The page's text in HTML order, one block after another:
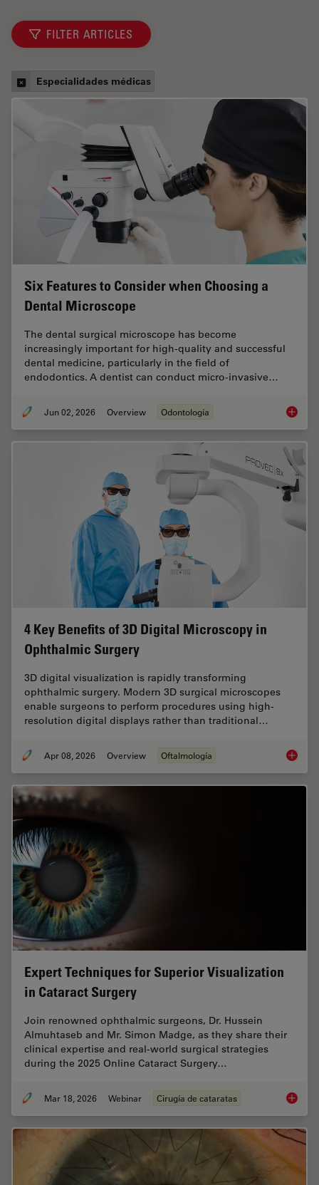
FILTER ARTICLES
Especialidades médicas
Six Features to Consider when Choosing a
Dental Microscope
The dental surgical microscope has become
increasingly important for high-quality and successful
dental medicine, particularly in the field of
endodontics. A dentist can conduct micro-invasive…
Jun 02, 2026 Overview Odontología Six
4 Key Benefits of 3D Digital Microscopy in
Ophthalmic Surgery
3D digital visualization is rapidly transforming
ophthalmic surgery. Modern 3D surgical microscopes
enable surgeons to perform procedures using high-
resolution digital displays rather than traditional…
Apr 08, 2026 Overview Oftalmología 4 Key
Expert Techniques for Superior Visualization
in Cataract Surgery
Join renowned ophthalmic surgeons, Dr. Hussein
Almuhtaseb and Mr. Simon Madge, as they share their
clinical expertise and real-world surgical strategies
during the 2025 Online Cataract Surgery…
Mar 18, 2026 Webinar Cirugía de cataratas Expert